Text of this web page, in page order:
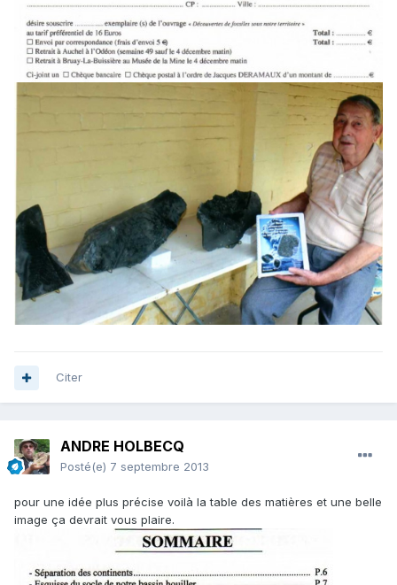
Citer
ANDRE HOLBECQ
Posté(e) 7 septembre 2013
pour une idée plus précise voilà la table des matières et une belle
image ça devrait vous plaire.